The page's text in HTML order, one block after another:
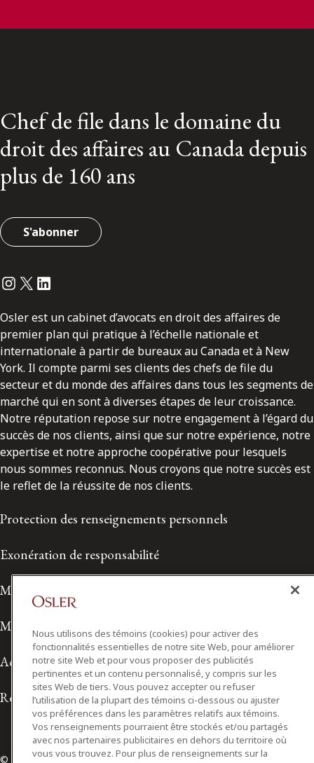
Chef de file dans le domaine du
droit des affaires au Canada depuis
plus de 160 ans
S'abonner
Instagram
Twitter
LinkedIn
Osler est un cabinet d’avocats en droit des affaires de
premier plan qui pratique à l’échelle nationale et
internationale à partir de bureaux au Canada et à New
York. Il compte parmi ses clients des chefs de file du
secteur et du monde des affaires dans tous les segments de
marché qui en sont à diverses étapes de leur croissance.
Notre réputation repose sur notre engagement à l’égard du
succès de nos clients, ainsi que sur notre expérience, notre
expertise et notre approche coopérative pour lesquels
nous sommes reconnus. Nous croyons que notre succès est
le reflet de la réussite de nos clients.
Protection des renseignements personnels
Exonération de responsabilité
Modalités de prestation de services
Modalités d'utilisation
Accessibilité
Relations avec les médias
© 2026 Osler, Hoskin & Harcourt S.E.N.C.R.L./s.r.l.
Nous utilisons des témoins (cookies) pour activer des
fonctionnalités essentielles de notre site Web, pour améliorer
notre site Web et pour vous proposer des publicités
pertinentes et un contenu personnalisé, y compris sur les
sites Web de tiers. Vous pouvez accepter ou refuser
l’utilisation de la plupart des témoins ci-dessous ou ajuster
vos préférences dans les paramètres relatifs aux témoins.
Vos renseignements pourraient être stockés et/ou partagés
avec nos partenaires publicitaires en dehors du territoire où
vous vous trouvez. Pour plus de renseignements sur la